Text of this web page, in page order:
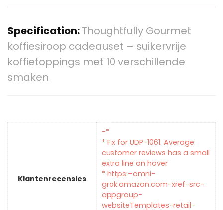
Specification:Thoughtfully Gourmet
koffiesiroop cadeauset – suikervrije
koffietoppings met 10 verschillende
smaken
Klantenrecensies
-*
* Fix for UDP-1061. Average
customer reviews has a small
extra line on hover
* https:–omni-
grok.amazon.com-xref-src-
appgroup-
websiteTemplates-retail-